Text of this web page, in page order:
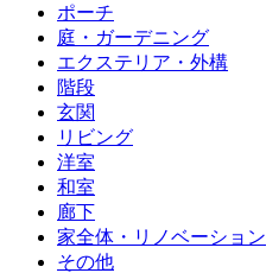
ポーチ
庭・ガーデニング
エクステリア・外構
階段
玄関
リビング
洋室
和室
廊下
家全体・リノベーション
その他